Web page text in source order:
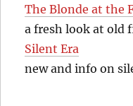
The Blonde at the
a fresh look at old
Silent Era
new and info on